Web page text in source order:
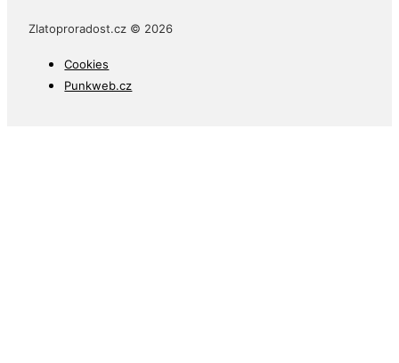
Zlatoproradost.cz © 2026
Cookies
Punkweb.cz